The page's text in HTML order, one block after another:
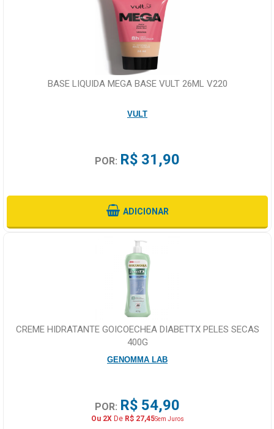
BASE LIQUIDA MEGA BASE VULT 26ML V220
VULT
POR: R$ 31,90
ADICIONAR
CREME HIDRATANTE GOICOECHEA DIABETTX PELES SECAS
400G
GENOMMA LAB
POR: R$ 54,90
Ou 2XDe R$ 27,45Sem Juros